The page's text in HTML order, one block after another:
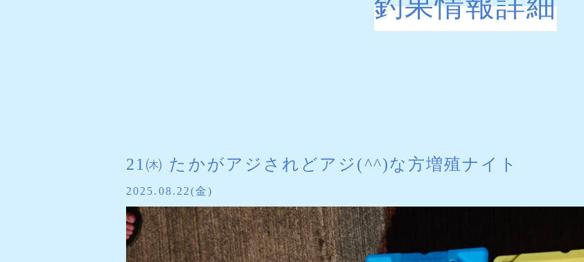
21㈭ たかがアジされどアジ(^^)な方増殖ナイト
2025.08.22(金)